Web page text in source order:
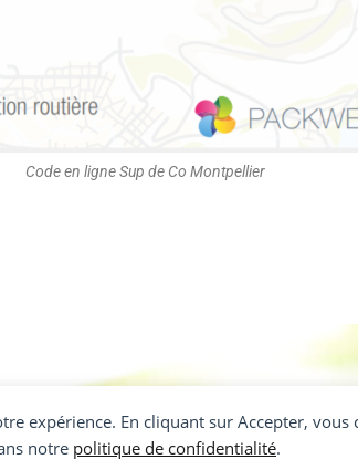
expérience. En cliquant sur Accepter,
notre politique de confidentialité.
Code en ligne Sup de Co Montpellier